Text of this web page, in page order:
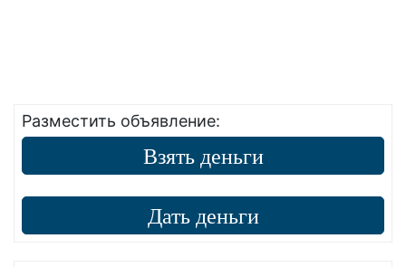
Разместить объявление:
Взять деньги
Дать деньги